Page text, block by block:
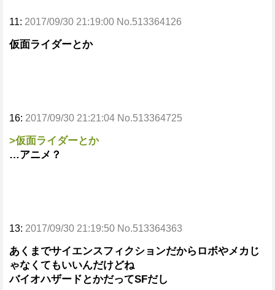
11: 2017/09/30 21:19:00 No.513364126
仮面ライダーとか
16: 2017/09/30 21:21:04 No.513364725
>仮面ライダーとか
…アニメ？
13: 2017/09/30 21:19:50 No.513364363
あくまでサイエンスフィクションだからロボやメカじ
ゃなくてもいいんだけどね
バイオハザードとかだってSFだし